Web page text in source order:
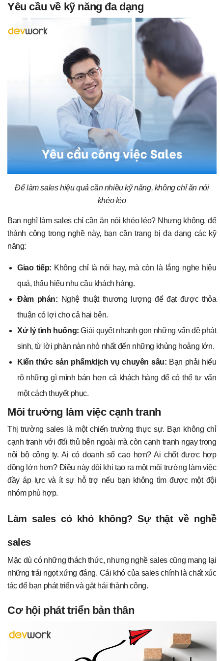
Yêu cầu về kỹ năng đa dạng
Để làm sales hiệu quả cần nhiều kỹ năng, không chỉ ăn nói
khéo léo
Bạn nghĩ làm sales chỉ cần ăn nói khéo léo? Nhưng không, để
thành công trong nghề này, bạn cần trang bị đa dạng các kỹ
năng:
Giao tiếp: Không chỉ là nói hay, mà còn là lắng nghe hiệu
quả, thấu hiểu nhu cầu khách hàng.
Đàm phán: Nghệ thuật thương lượng để đạt được thỏa
thuận có lợi cho cả hai bên.
Xử lý tình huống: Giải quyết nhanh gọn những vấn đề phát
sinh, từ lời phàn nàn nhỏ nhất đến những khủng hoảng lớn.
Kiến thức sản phẩm/dịch vụ chuyên sâu: Bạn phải hiểu
rõ những gì mình bán hơn cả khách hàng để có thể tư vấn
một cách thuyết phục.
Môi trường làm việc cạnh tranh
Thị trường sales là một chiến trường thực sự. Bạn không chỉ
cạnh tranh với đối thủ bên ngoài mà còn cạnh tranh ngay trong
nội bộ công ty. Ai có doanh số cao hơn? Ai chốt được hợp
đồng lớn hơn? Điều này đôi khi tạo ra một môi trường làm việc
đầy áp lực và ít sự hỗ trợ nếu bạn không tìm được một đội
nhóm phù hợp.
Làm sales có khó không? Sự thật về nghề
sales
Mặc dù có những thách thức, nhưng nghề sales cũng mang lại
những trái ngọt xứng đáng. Cái khó của sales chính là chất xúc
tác để bạn phát triển và gặt hái thành công.
Cơ hội phát triển bản thân